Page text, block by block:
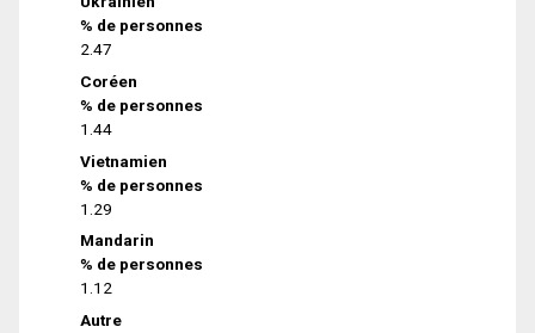
% de personnes
2.47
Coréen
% de personnes
1.44
Vietnamien
% de personnes
1.29
Mandarin
% de personnes
1.12
Autre